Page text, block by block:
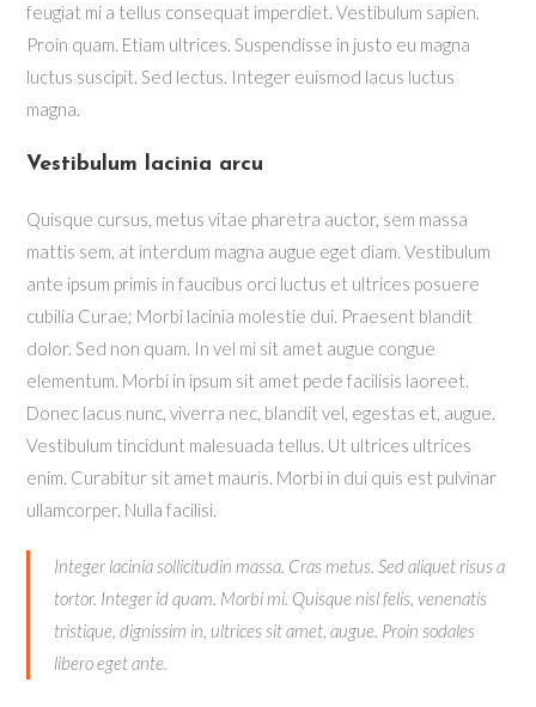
feugiat mi a tellus consequat imperdiet. Vestibulum sapien.
Proin quam. Etiam ultrices. Suspendisse in justo eu magna
luctus suscipit. Sed lectus. Integer euismod lacus luctus
magna.
Vestibulum lacinia arcu
Quisque cursus, metus vitae pharetra auctor, sem massa
mattis sem, at interdum magna augue eget diam. Vestibulum
ante ipsum primis in faucibus orci luctus et ultrices posuere
cubilia Curae; Morbi lacinia molestie dui. Praesent blandit
dolor. Sed non quam. In vel mi sit amet augue congue
elementum. Morbi in ipsum sit amet pede facilisis laoreet.
Donec lacus nunc, viverra nec, blandit vel, egestas et, augue.
Vestibulum tincidunt malesuada tellus. Ut ultrices ultrices
enim. Curabitur sit amet mauris. Morbi in dui quis est pulvinar
ullamcorper. Nulla facilisi.
Integer lacinia sollicitudin massa. Cras metus. Sed aliquet risus a
tortor. Integer id quam. Morbi mi. Quisque nisl felis, venenatis
tristique, dignissim in, ultrices sit amet, augue. Proin sodales
libero eget ante.